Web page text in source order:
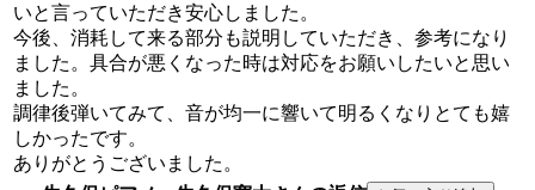
いと言っていただき安心しました。
今後、消耗して来る部分も説明していただき、参考になり
ました。具合が悪くなった時は対応をお願いしたいと思い
ました。
調律後弾いてみて、音が均一に響いて明るくなりとても嬉
しかったです。
ありがとうございました。